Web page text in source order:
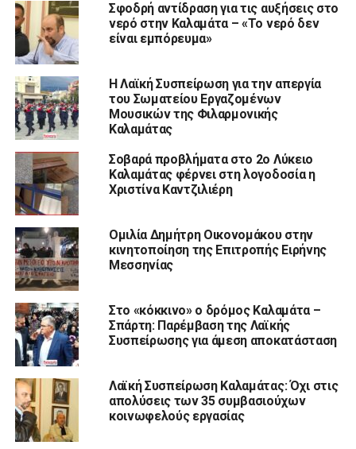
Σφοδρή αντίδραση για τις αυξήσεις στο
νερό στην Καλαμάτα – «Το νερό δεν
είναι εμπόρευμα»
Η Λαϊκή Συσπείρωση για την απεργία
του Σωματείου Εργαζομένων
Μουσικών της Φιλαρμονικής
Καλαμάτας
Σοβαρά προβλήματα στο 2ο Λύκειο
Καλαμάτας φέρνει στη λογοδοσία η
Χριστίνα Καντζιλιέρη
Ομιλία Δημήτρη Οικονομάκου στην
κινητοποίηση της Επιτροπής Ειρήνης
Μεσσηνίας
Στο «κόκκινο» ο δρόμος Καλαμάτα –
Σπάρτη: Παρέμβαση της Λαϊκής
Συσπείρωσης για άμεση αποκατάσταση
Λαϊκή Συσπείρωση Καλαμάτας: Όχι στις
απολύσεις των 35 συμβασιούχων
κοινωφελούς εργασίας